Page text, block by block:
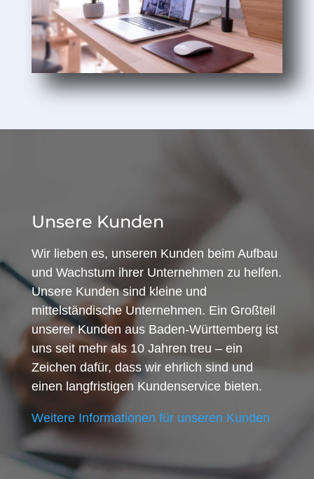
Unsere Kunden
Wir lieben es, unseren Kunden beim Aufbau
und Wachstum ihrer Unternehmen zu helfen.
Unsere Kunden sind kleine und
mittelständische Unternehmen. Ein Großteil
unserer Kunden aus Baden-Württemberg ist
uns seit mehr als 10 Jahren treu – ein
Zeichen dafür, dass wir ehrlich sind und
einen langfristigen Kundenservice bieten.
Weitere Informationen für unseren Kunden